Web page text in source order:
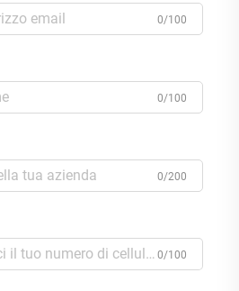
0/100
0/100
0/200
0/100